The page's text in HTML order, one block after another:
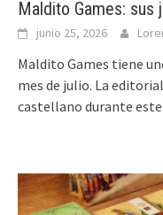
Maldito Games: sus
junio 25, 2026
Maldito Games tiene
mes de julio. La
castellano durante este